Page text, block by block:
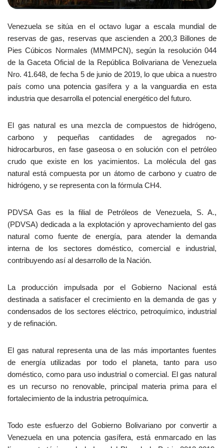
Venezuela se sitúa en el octavo lugar a escala mundial de
reservas de gas, reservas que ascienden a 200,3 Billones de
Pies Cúbicos Normales (MMMPCN), según la resolución 044
de la Gaceta Oficial de la República Bolivariana de Venezuela
Nro. 41.648, de fecha 5 de junio de 2019, lo que ubica a nuestro
país como una potencia gasífera y a la vanguardia en esta
industria que desarrolla el potencial energético del futuro.
El gas natural es una mezcla de compuestos de hidrógeno,
carbono y pequeñas cantidades de agregados no-
hidrocarburos, en fase gaseosa o en solución con el petróleo
crudo que existe en los yacimientos. La molécula del gas
natural está compuesta por un átomo de carbono y cuatro de
hidrógeno, y se representa con la fórmula CH4.
PDVSA Gas es la filial de Petróleos de Venezuela, S. A.,
(PDVSA) dedicada a la explotación y aprovechamiento del gas
natural como fuente de energía, para atender la demanda
interna de los sectores doméstico, comercial e industrial,
contribuyendo así al desarrollo de la Nación.
La producción impulsada por el Gobierno Nacional está
destinada a satisfacer el crecimiento en la demanda de gas y
condensados de los sectores eléctrico, petroquímico, industrial
y de refinación.
El gas natural representa una de las más importantes fuentes
de energía utilizadas por todo el planeta, tanto para uso
doméstico, como para uso industrial o comercial. El gas natural
es un recurso no renovable, principal materia prima para el
fortalecimiento de la industria petroquímica.
Todo este esfuerzo del Gobierno Bolivariano por convertir a
Venezuela en una potencia gasífera, está enmarcado en las